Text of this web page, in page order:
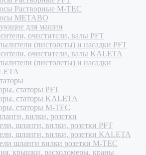
Растворные M-TEC
METABO
для машин
очистители, валы PFT
(пистолеты) и насадки PFT
очистители, валы KALETA
(пистолеты) и насадки
статоры PFT
статоры KALETA
статоры M-TEC
вилки, розетки
шланги, вилки, розетки PFT
шланги, вилки, розетки KALETA
шланги вилки розетки M-TEC
крышки, расходомеры, краны